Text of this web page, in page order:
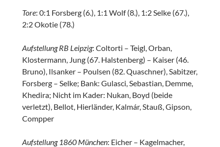
Tore: 0:1 Forsberg (6.), 1:1 Wolf (8.), 1:2 Selke (67.),
2:2 Okotie (78.)
Aufstellung RB Leipzig: Coltorti – Teigl, Orban,
Klostermann, Jung (67. Halstenberg) – Kaiser (46.
Bruno), Ilsanker – Poulsen (82. Quaschner), Sabitzer,
Forsberg – Selke; Bank: Gulasci, Sebastian, Demme,
Khedira; Nicht im Kader: Nukan, Boyd (beide
verletzt), Bellot, Hierländer, Kalmár, Stauß, Gipson,
Compper
Aufstellung 1860 München: Eicher – Kagelmacher,